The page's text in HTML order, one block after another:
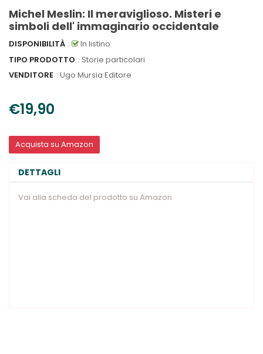
Michel Meslin: Il meraviglioso. Misteri e
simboli dell' immaginario occidentale
DISPONIBILITÀ :
In listino
TIPO PRODOTTO : Storie particolari
VENDITORE : Ugo Mursia Editore
€19,90
Acquista su Amazon
DETTAGLI
Vai alla scheda del prodotto su Amazon